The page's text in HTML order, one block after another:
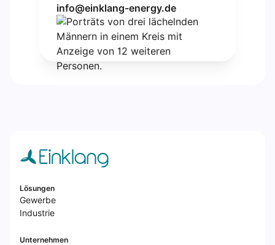
info@einklang-energy.de
Lösungen
Gewerbe
Industrie
Unternehmen